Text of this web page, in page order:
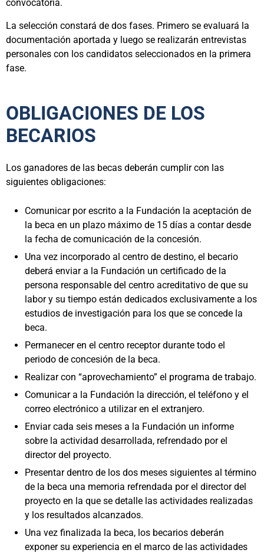
convocatoria.
La selección constará de dos fases. Primero se evaluará la
documentación aportada y luego se realizarán entrevistas
personales con los candidatos seleccionados en la primera
fase.
OBLIGACIONES DE LOS
BECARIOS
Los ganadores de las becas deberán cumplir con las
siguientes obligaciones:
Comunicar por escrito a la Fundación la aceptación de
la beca en un plazo máximo de 15 días a contar desde
la fecha de comunicación de la concesión.
Una vez incorporado al centro de destino, el becario
deberá enviar a la Fundación un certificado de la
persona responsable del centro acreditativo de que su
labor y su tiempo están dedicados exclusivamente a los
estudios de investigación para los que se concede la
beca.
Permanecer en el centro receptor durante todo el
periodo de concesión de la beca.
Realizar con “aprovechamiento” el programa de trabajo.
Comunicar a la Fundación la dirección, el teléfono y el
correo electrónico a utilizar en el extranjero.
Enviar cada seis meses a la Fundación un informe
sobre la actividad desarrollada, refrendado por el
director del proyecto.
Presentar dentro de los dos meses siguientes al término
de la beca una memoria refrendada por el director del
proyecto en la que se detalle las actividades realizadas
y los resultados alcanzados.
Una vez finalizada la beca, los becarios deberán
exponer su experiencia en el marco de las actividades